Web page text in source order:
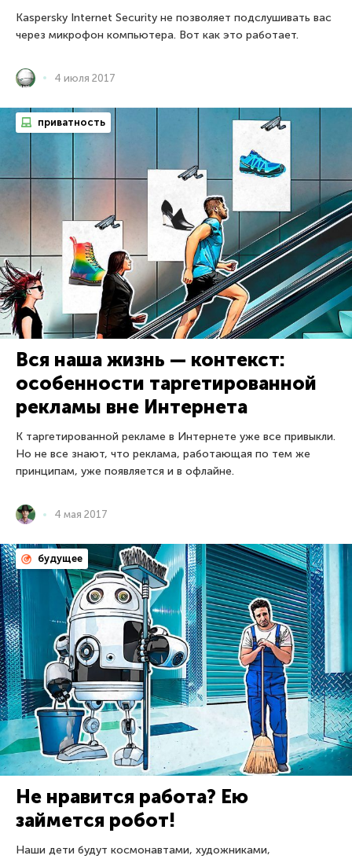
Kaspersky Internet Security не позволяет подслушивать вас
через микрофон компьютера. Вот как это работает.
4 июля 2017
приватность
Вся наша жизнь — контекст:
особенности таргетированной
рекламы вне Интернета
К таргетированной рекламе в Интернете уже все привыкли.
Но не все знают, что реклама, работающая по тем же
принципам, уже появляется и в офлайне.
4 мая 2017
будущее
Не нравится работа? Ею
займется робот!
Наши дети будут космонавтами, художниками,